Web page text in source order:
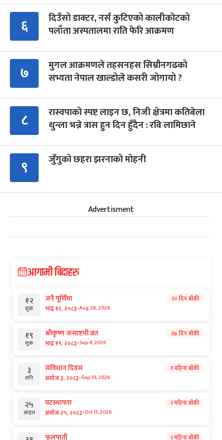
६
दिउँसो डाक्टर, नर्स कुटिएको कालीकोटको
पलाँता अस्पतालमा राति फेरि आक्रमण
७
मुगल आक्रमणले तहसनहस सिम्रौनगढको
सभ्यता नेपाल खाल्डोले कसरी जोगायो ?
८
रास्वपाको स्पष्ट लाइन छ, निजी क्षेत्रमा कतिबेला
थुन्ला भन्ने त्रास हुन दिन हुँदैन : रवि लामिछाने
९ जुँगुको छहरा झरनाको मोहनी
Advertisment
आगामी बिदाहरु
१२
शुक्र
जनै पूर्णिमा
भाद्र १२, २०८३-Aug 28, 2026
२० दिन बाँकी
१९
शुक्र
श्रीकृष्ण जन्माष्टमी व्रत
भाद्र १९, २०८३-Sep 4, 2026
२७ दिन बाँकी
३
शनि
संविधान दिवस
असोज ३, २०८३-Sep 19, 2026
१ महिना बाँकी
२५
आइत
घटस्थापना
असोज २५, २०८३-Oct 11, 2026
२ महिना बाँकी
फूलपाती २ महिना बाँकी